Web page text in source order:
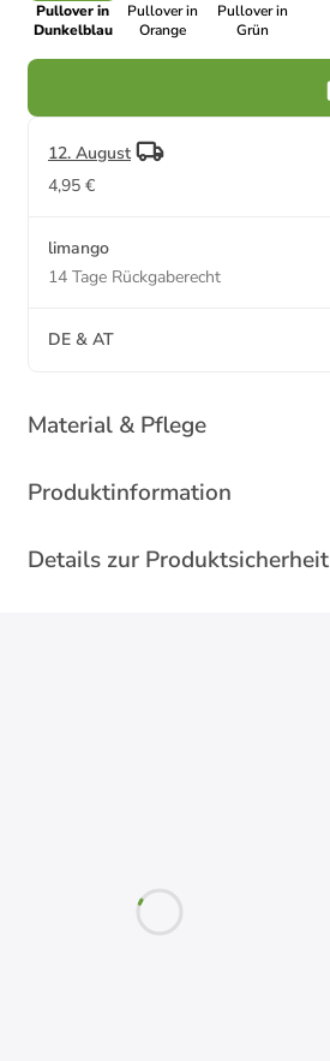
Pullover in
Dunkelblau
Pullover in
Orange
Pullover in
Grün
12. August
4,95 €
limango
14 Tage Rückgaberecht
DE & AT
Material & Pflege
Produktinformation
Details zur Produktsicherheit